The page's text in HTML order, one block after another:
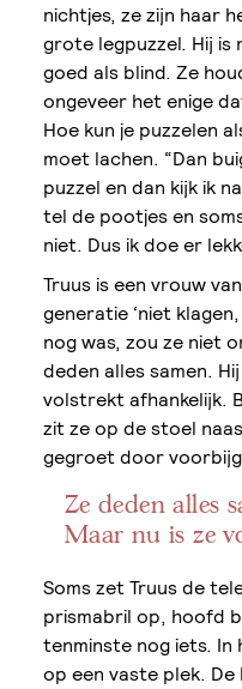
nichtjes, ze zijn haar
grote legpuzzel. Hij is
goed als blind. Ze
ongeveer het enige
Hoe kun je puzzelen
moet lachen. “Dan
puzzel en dan kijk ik
tel de pootjes en
niet. Dus ik doe er
Truus is een vrouw
generatie ‘niet
nog was, zou ze niet
deden alles samen.
volstrekt afhankelijk.
zit ze op de stoel
gegroet door
Ze deden alles
Maar nu is ze
Soms zet Truus de
prismabril op, hoofd
tenminste nog iets. In
op een vaste plek.